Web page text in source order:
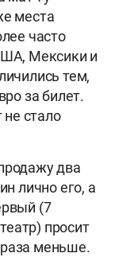
места
часто
Мексики и
тем,
за билет.
не стало
два
лично его, а
(7
просит
раза меньше.